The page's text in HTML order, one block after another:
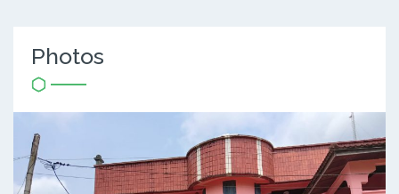
Photos